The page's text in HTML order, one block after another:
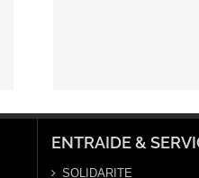
ENTRAIDE &
SOLIDARITE